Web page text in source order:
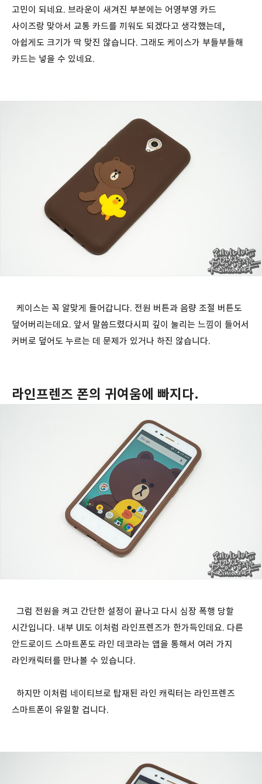
고민이 되네요. 브라운이 새겨진 부분에는 어영부영 카드
사이즈랑 맞아서 교통 카드를 끼워도 되겠다고 생각했는데,
아쉽게도 크기가 딱 맞진 않습니다. 그래도 케이스가 부들부들해
카드는 넣을 수 있네요.
케이스는 꼭 알맞게 들어갑니다. 전원 버튼과 음량 조절 버튼도
덮어버리는데요. 앞서 말씀드렸다시피 깊이 눌리는 느낌이 들어서
커버로 덮어도 누르는 데 문제가 있거나 하진 않습니다.
라인프렌즈 폰의 귀여움에 빠지다.
그럼 전원을 켜고 간단한 설정이 끝나고 다시 심장 폭행 당할
시간입니다. 내부 UI도 이처럼 라인프렌즈가 한가득인데요. 다른
안드로이드 스마트폰도 라인 데코라는 앱을 통해서 여러 가지
라인캐릭터를 만나볼 수 있습니다.
하지만 이처럼 네이티브로 탑재된 라인 캐릭터는 라인프렌즈
스마트폰이 유일할 겁니다.